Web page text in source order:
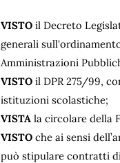
VISTO il Decreto
generali
Amministrazioni
VISTO il DPR 275/99,
istituzioni scolastiche;
VISTA la circolare della
VISTO che ai sensi
può stipulare contratti